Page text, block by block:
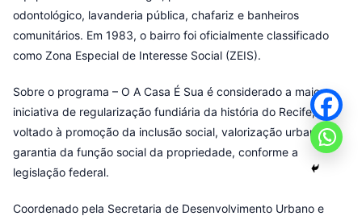
odontológico, lavanderia pública, chafariz e banheiros
comunitários. Em 1983, o bairro foi oficialmente classificado
como Zona Especial de Interesse Social (ZEIS).
Sobre o programa – O A Casa É Sua é considerado a maior
iniciativa de regularização fundiária da história do Recife,
voltado à promoção da inclusão social, valorização urbana e
garantia da função social da propriedade, conforme a
legislação federal.
Coordenado pela Secretaria de Desenvolvimento Urbano e